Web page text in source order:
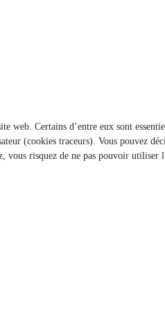
web. Certains d’entre eux sont
(cookies traceurs). Vous pouvez
vous risquez de ne pas pouvoir utiliser